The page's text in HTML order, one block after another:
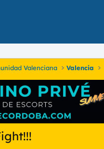
Valenciana Valencia